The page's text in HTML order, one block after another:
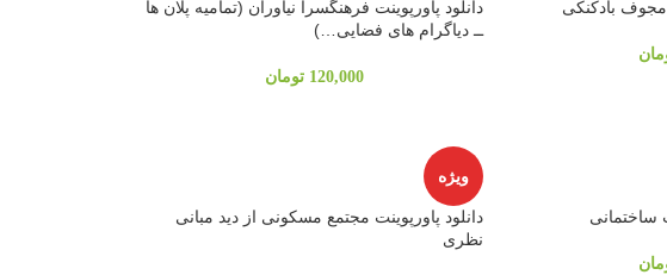
مجوف بادکنکی
دانلود پاورپوینت فرهنگسرا نیاوران (تمامیه پلان ها
ــ دیاگرام های فضایی…)
120,000 تومان
ساختمانی
ویژه
دانلود پاورپوینت مجتمع مسکونی از دید مبانی
نظری